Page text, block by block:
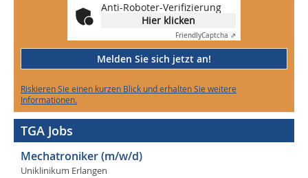
Anti-Roboter-Verifizierung
Hier klicken
FriendlyCaptcha ⇗
Melden Sie sich jetzt an!
Riskieren Sie einen kurzen Blick und erhalten Sie weitere
Informationen.
TGA Jobs
Mechatroniker (m/w/d)
Uniklinikum Erlangen